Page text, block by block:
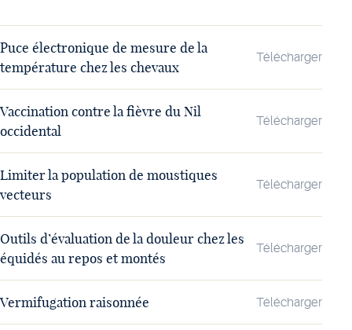
Puce électronique de mesure de la
température chez les chevaux
Télécharger
Vaccination contre la fièvre du Nil
occidental
Télécharger
Limiter la population de moustiques
vecteurs
Télécharger
Outils d’évaluation de la douleur chez les
équidés au repos et montés
Télécharger
Vermifugation raisonnée Télécharger